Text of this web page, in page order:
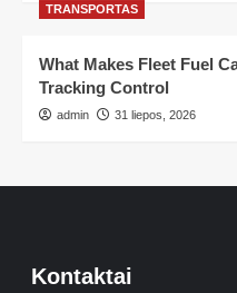
TRANSPORTAS
What Makes Fleet Fuel
Tracking Control
admin 31 liepos, 2026
Kontaktai